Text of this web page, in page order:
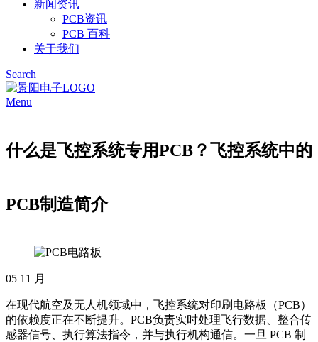
新闻资讯
PCB资讯
PCB 百科
关于我们
Search
Menu
什么是飞控系统专用PCB？飞控系统中的
PCB制造简介
05 11 月
在现代航空及无人机领域中，飞控系统对印刷电路板（PCB）
的依赖度正在不断提升。PCB负责实时处理飞行数据、整合传
感器信号、执行算法指令，并与执行机构通信。一旦 PCB 制